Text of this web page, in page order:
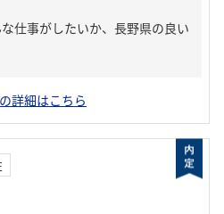
仕事がしたいか、長野県の良い
詳細はこちら